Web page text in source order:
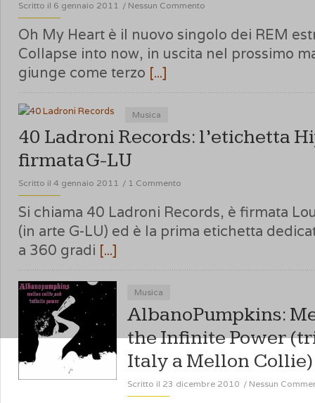
Scritto il 6 gennaio 2011 / Nessun Commento
Oh My Heart è il nuovo singolo dei REM
Collapse into now, in uscita nel prossimo
giunge come terzo [...]
Musica
40 Ladroni Records: l’etichetta
firmata G-LU
Scritto il 4 gennaio 2011 / 1 Commento
Si chiama 40 Ladroni Records, è firmata
(in arte G-LU) ed è la prima etichetta
a 360 gradi [...]
Musica
AlbanoPumpkins:
the Infinite Power
Italy a Mellon Collie)
Scritto il 23 dicembre 2010 / Nessun